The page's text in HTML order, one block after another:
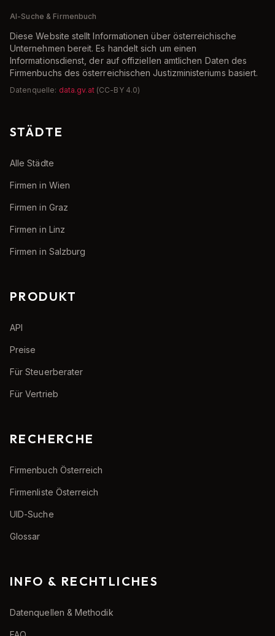
AI-Suche & Firmenbuch
Diese Website stellt Informationen über österreichische
Unternehmen bereit. Es handelt sich um einen
Informationsdienst, der auf offiziellen amtlichen Daten des
Firmenbuchs des österreichischen Justizministeriums basiert.
Datenquelle: data.gv.at (CC-BY 4.0)
STÄDTE
Alle Städte
Firmen in Wien
Firmen in Graz
Firmen in Linz
Firmen in Salzburg
PRODUKT
API
Preise
Für Steuerberater
Für Vertrieb
RECHERCHE
Firmenbuch Österreich
Firmenliste Österreich
UID-Suche
Glossar
INFO & RECHTLICHES
Datenquellen & Methodik